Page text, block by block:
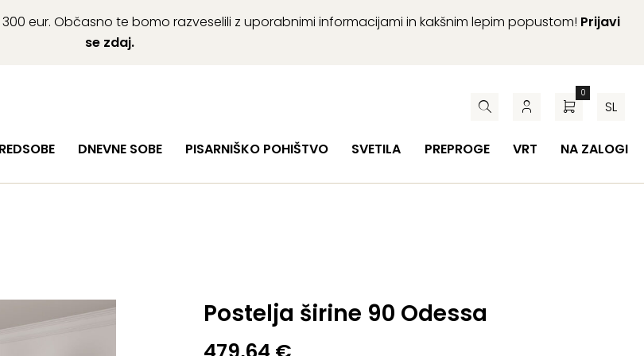
eur. Občasno te bomo razveselili z uporabnimi informacijami in kakšnim lepim popustom! Prijavi
se zdaj.
0
SL
DNEVNE SOBE PISARNIŠKO POHIŠTVO SVETILA PREPROGE VRT NA ZALOGI
Postelja širine 90 Odessa